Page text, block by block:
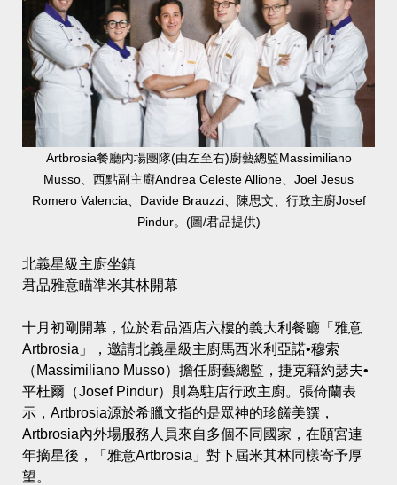
Artbrosia餐廳內場團隊(由左至右)廚藝總監Massimiliano
Musso、西點副主廚Andrea Celeste Allione、Joel Jesus
Romero Valencia、Davide Brauzzi、陳思文、行政主廚Josef
Pindur。(圖/君品提供)
北義星級主廚坐鎮
君品雅意瞄準米其林開幕
十月初剛開幕，位於君品酒店六樓的義大利餐廳「雅意
Artbrosia」，邀請北義星級主廚馬西米利亞諾•穆索
（Massimiliano Musso）擔任廚藝總監，捷克籍約瑟夫•
平杜爾（Josef Pindur）則為駐店行政主廚。張倚蘭表
示，Artbrosia源於希臘文指的是眾神的珍饈美饌，
Artbrosia內外場服務人員來自多個不同國家，在頤宮連
年摘星後，「雅意Artbrosia」對下屆米其林同樣寄予厚
望。